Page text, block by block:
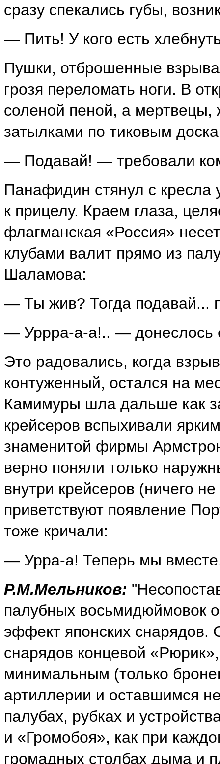
сразу спекались губы,
— Пить! У кого есть
Пушки, отброшенные
грозя переломать ноги. В
соленой пеной, а мертвецы,
затылками по тиковым
— Подавай! — требовали
Панафидин стянул с кресла
к прицелу. Краем глаза,
флагманская «Россия»
клубами валит прямо из
Шаламова:
— Ты жив? Тогда подавай...
— Уррра-а-а!.. — донеслось
Это радовались, когда
контуженный, остался на
Камимуры шла дальше как
крейсеров вспыхивали
знаменитой фирмы
верно поняли только
внутри крейсеров (ничего
приветствуют появление
тоже кричали:
— Урра-а! Теперь мы
Р.М.Мельников:
палубных восьмидюймовок
эффект японских снарядов.
снарядов концевой
минимальным (только
артиллерии и оставшимся
палубах, рубках и
и «Громобоя», как при
громадных столбах дыма и